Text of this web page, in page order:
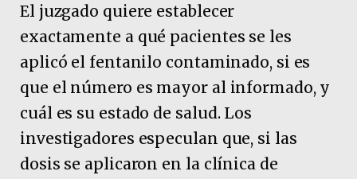
El juzgado quiere establecer
exactamente a qué pacientes se les
aplicó el fentanilo contaminado, si es
que el número es mayor al informado, y
cuál es su estado de salud. Los
investigadores especulan que, si las
dosis se aplicaron en la clínica de